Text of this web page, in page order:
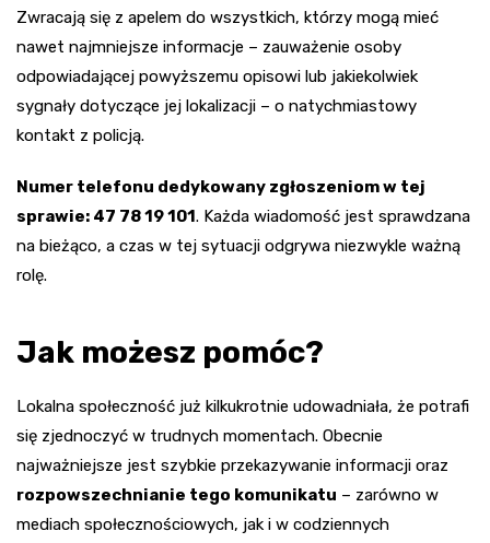
Zwracają się z apelem do wszystkich, którzy mogą mieć
nawet najmniejsze informacje – zauważenie osoby
odpowiadającej powyższemu opisowi lub jakiekolwiek
sygnały dotyczące jej lokalizacji – o natychmiastowy
kontakt z policją.
Numer telefonu dedykowany zgłoszeniom w tej
sprawie: 47 78 19 101 . Każda wiadomość jest sprawdzana
na bieżąco, a czas w tej sytuacji odgrywa niezwykle ważną
rolę.
Jak możesz pomóc?
Lokalna społeczność już kilkukrotnie udowadniała, że potrafi
się zjednoczyć w trudnych momentach. Obecnie
najważniejsze jest szybkie przekazywanie informacji oraz
rozpowszechnianie tego komunikatu – zarówno w
mediach społecznościowych, jak i w codziennych